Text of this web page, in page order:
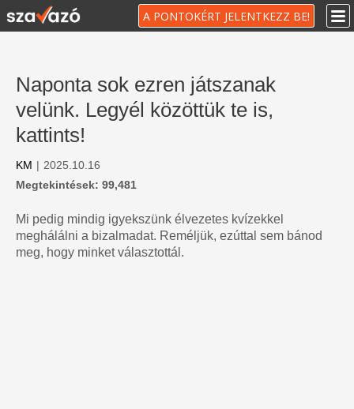
A PONTOKÉRT JELENTKEZZ BE!
Naponta sok ezren játszanak
velünk. Legyél közöttük te is,
kattints!
KM | 2025.10.16
Megtekintések: 99,481
Mi pedig mindig igyekszünk élvezetes kvízekkel
meghálálni a bizalmadat. Reméljük, ezúttal sem bánod
meg, hogy minket választottál.